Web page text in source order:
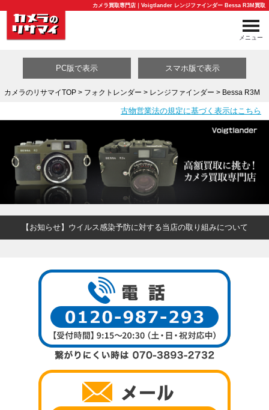
カメラ買取専門店｜Voigtlander レンジファインダー Bessa R3M買取
メニュー
買取カテゴリ一覧
PC版で表示 スマホ版で表示
カメラのリサマイTOP> フォクトレンダー > レンジファインダー > Bessa R3M
古物営業法の規定に基づく表示はこちら
【お知らせ】ウイルス感染予防に対する当店の取り組みについて